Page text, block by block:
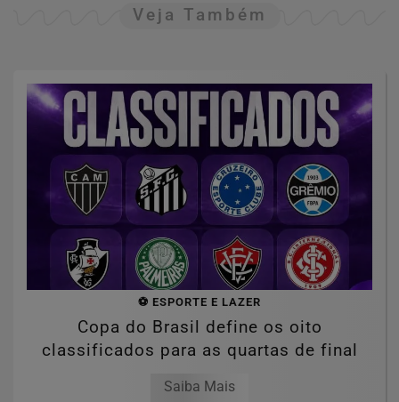
Veja Também
⚽ ESPORTE E LAZER
Copa do Brasil define os oito
classificados para as quartas de final
Saiba Mais